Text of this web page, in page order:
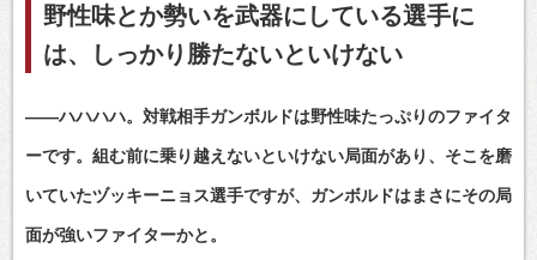
野性味とか勢いを武器にしている選手に
は、しっかり勝たないといけない
――ハハハハ。対戦相手ガンボルドは野性味たっぷりのファイタ
ーです。組む前に乗り越えないといけない局面があり、そこを磨
いていたヅッキーニョス選手ですが、ガンボルドはまさにその局
面が強いファイターかと。